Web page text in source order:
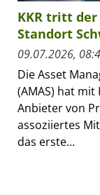
KKR tritt der
Standort
09.07.2026,
Die Asset
(AMAS) hat
Anbieter von
assoziiertes
das erste...